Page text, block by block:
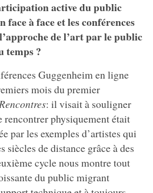
active du public
face à face et les conférences
de l’art par le public
temps ?
Guggenheim en ligne
mois du premier
Rencontres: il visait à souligner
rencontrer physiquement était
par les exemples d’artistes qui
siècles de distance grâce à des
cycle nous montre tout
du public migrant